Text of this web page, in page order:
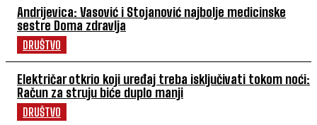
Andrijevica: Vasović i Stojanović najbolje medicinske
sestre Doma zdravlja
DRUŠTVO
Električar otkrio koji uređaj treba isključivati tokom noći:
Račun za struju biće duplo manji
DRUŠTVO